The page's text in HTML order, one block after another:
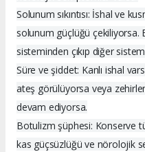
Solunum sıkıntısı: İshal ve
solunum güçlüğü çekiliyorsa.
sisteminden çıkıp diğer
Süre ve şiddet: Kanlı ishal
ateş görülüyorsa veya
devam ediyorsa.
Botulizm şüphesi: Konserve
kas güçsüzlüğü ve nörolojik